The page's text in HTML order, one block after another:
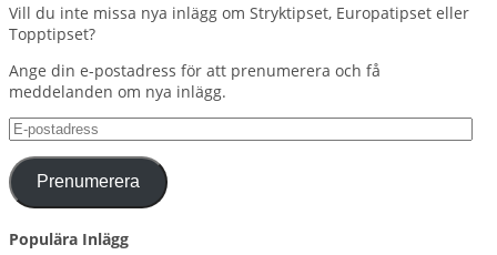
Vill du inte missa nya inlägg om Stryktipset, Europatipset eller
Topptipset?
Ange din e-postadress för att prenumerera och få
meddelanden om nya inlägg.
E-
postadress
Prenumerera
Populära Inlägg